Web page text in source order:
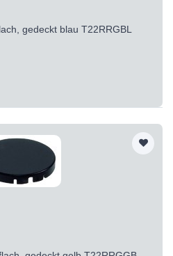
gedeckt blau T22RRGBL